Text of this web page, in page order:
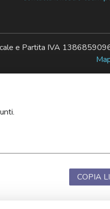
e Partita IVA
COPIA